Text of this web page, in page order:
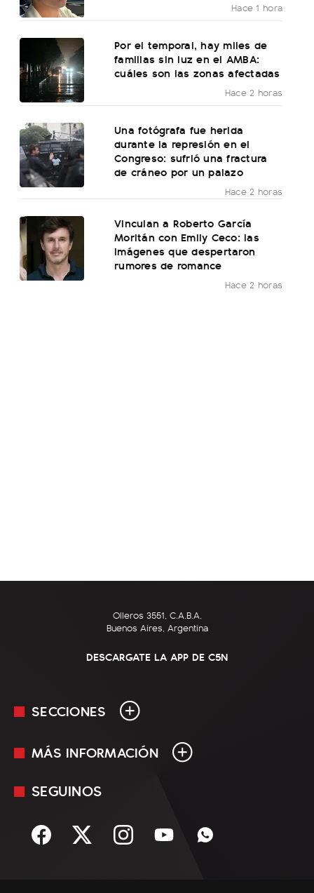
Hace 1 hora
Por el temporal, hay miles de
familias sin luz en el AMBA:
cuáles son las zonas afectadas
Hace 2 horas
Una fotógrafa fue herida
durante la represión en el
Congreso: sufrió una fractura
de cráneo por un palazo
Hace 2 horas
Vinculan a Roberto García
Moritán con Emily Ceco: las
imágenes que despertaron
rumores de romance
Hace 2 horas
Olleros 3551, C.A.B.A.
Buenos Aires, Argentina
DESCARGATE LA APP DE C5N
SECCIONES
En Vivo
Sociedad
MÁS INFORMACIÓN
Mediakit
Términos y condiciones
SEGUINOS